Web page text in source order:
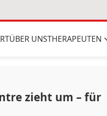
ÜBER UNSTHERAPEUTEN
zieht um – für